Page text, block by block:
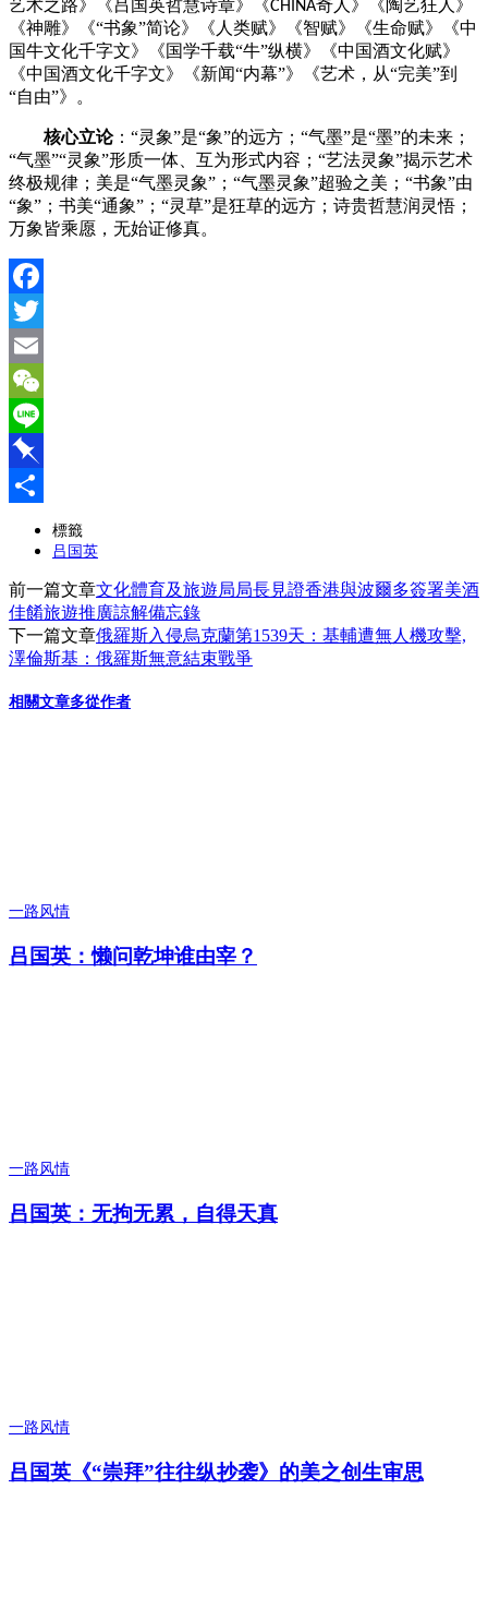
艺术之路》《吕国英哲慧诗章》《CHINA奇人》《陶艺狂人》
《神雕》《“书象”简论》《人类赋》《智赋》《生命赋》《中
国牛文化千字文》《国学千载“牛”纵横》《中国酒文化赋》
《中国酒文化千字文》《新闻“内幕”》《艺术，从“完美”到
“自由”》。
核心立论：“灵象”是“象”的远方；“气墨”是“墨”的未来；
“气墨”“灵象”形质一体、互为形式内容；“艺法灵象”揭示艺术
终极规律；美是“气墨灵象”；“气墨灵象”超验之美；“书象”由
“象”；书美“通象”；“灵草”是狂草的远方；诗贵哲慧润灵悟；
万象皆乘愿，无始证修真。
Facebook
Twitter
Email
WeChat
Line
Pinboard
標籤
吕国英
前一篇文章文化體育及旅遊局局長見證香港與波爾多簽署美酒
佳餚旅遊推廣諒解備忘錄
下一篇文章俄羅斯入侵烏克蘭第1539天：基輔遭無人機攻擊,
澤倫斯基：俄羅斯無意結束戰爭
相關文章多從作者
一路风情
吕国英：懒问乾坤谁由宰？
一路风情
吕国英：无拘无累，自得天真
一路风情
吕国英《“崇拜”往往纵抄袭》的美之创生审思